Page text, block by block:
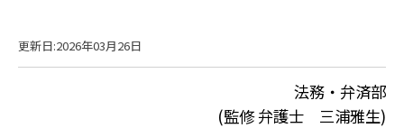
更新日:2026年03月26日
法務・弁済部
(監修 弁護士 三浦雅生)